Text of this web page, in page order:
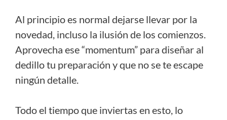
Al principio es normal dejarse llevar por la
novedad, incluso la ilusión de los comienzos.
Aprovecha ese “momentum” para diseñar al
dedillo tu preparación y que no se te escape
ningún detalle.
Todo el tiempo que inviertas en esto, lo